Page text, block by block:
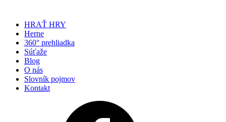
HRAŤ HRY
Herne
360° prehliadka
Súťaže
Blog
O nás
Slovník pojmov
Kontakt